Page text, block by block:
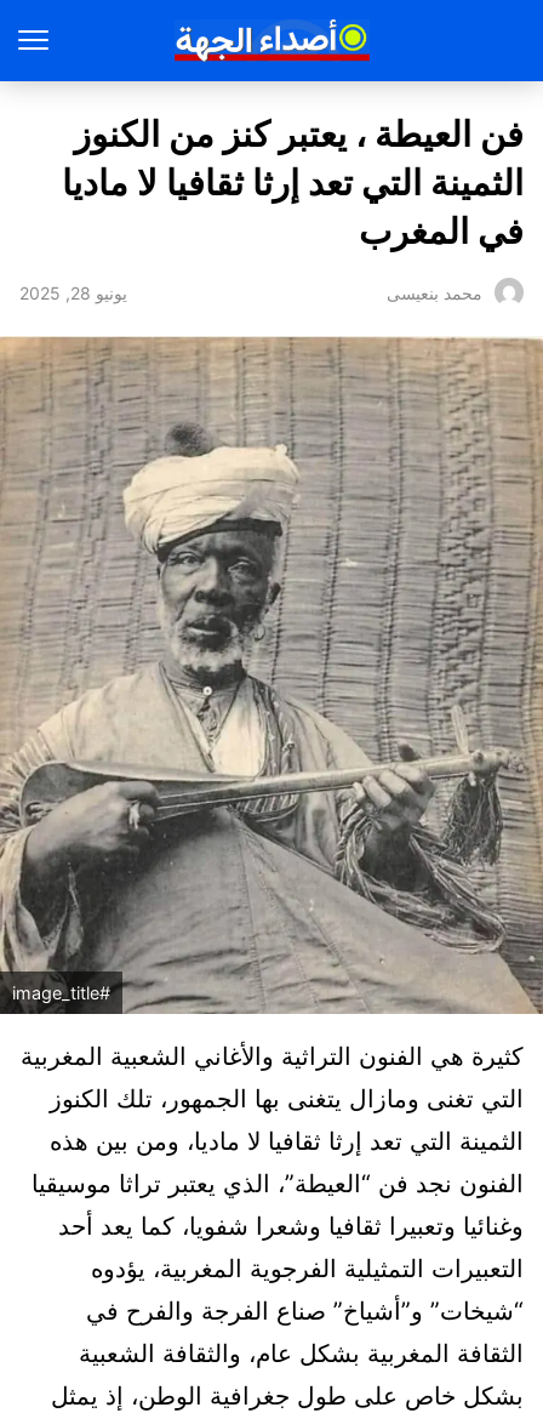
فن العيطة ، يعتبر كنز من الكنوز
الثمينة التي تعد إرثا ثقافيا لا ماديا
في المغرب
محمد بنعيسى يونيو 28, 2025
#image_title
كثيرة هي الفنون التراثية والأغاني الشعبية المغربية
التي تغنى ومازال يتغنى بها الجمهور، تلك الكنوز
الثمينة التي تعد إرثا ثقافيا لا ماديا، ومن بين هذه
الفنون نجد فن “العيطة”، الذي يعتبر تراثا موسيقيا
وغنائيا وتعبيرا ثقافيا وشعرا شفويا، كما يعد أحد
التعبيرات التمثيلية الفرجوية المغربية، يؤدوه
“شيخات” و”أشياخ” صناع الفرجة والفرح في
الثقافة المغربية بشكل عام، والثقافة الشعبية
بشكل خاص على طول جغرافية الوطن، إذ يمثل